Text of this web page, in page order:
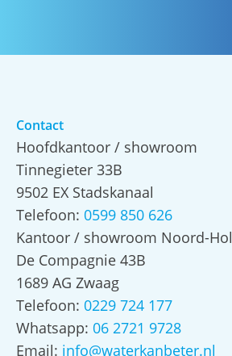
Contact
Hoofdkantoor / showroom
Tinnegieter 33B
9502 EX Stadskanaal
Telefoon: 0599 850 626
Kantoor / showroom Noord-
De Compagnie 43B
1689 AG Zwaag
Telefoon: 0229 724 177
Whatsapp: 06 2721 9728
Email: info@waterkanbeter.nl